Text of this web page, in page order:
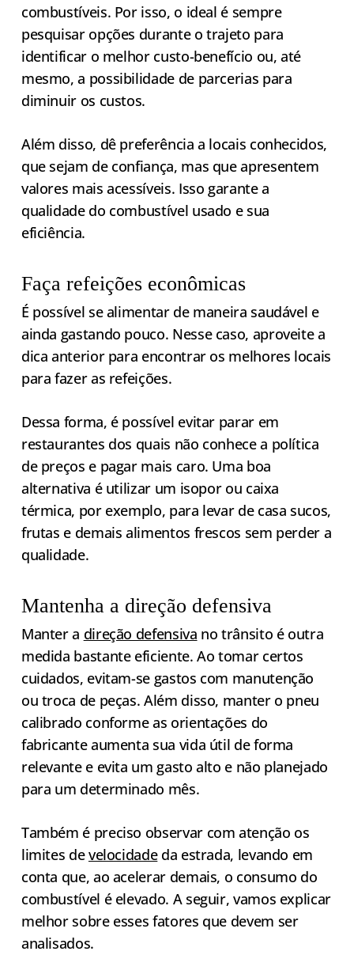
combustíveis. Por isso, o ideal é sempre
pesquisar opções durante o trajeto para
identificar o melhor custo-benefício ou, até
mesmo, a possibilidade de parcerias para
diminuir os custos.
Além disso, dê preferência a locais conhecidos,
que sejam de confiança, mas que apresentem
valores mais acessíveis. Isso garante a
qualidade do combustível usado e sua
eficiência.
Faça refeições econômicas
É possível se alimentar de maneira saudável e
ainda gastando pouco. Nesse caso, aproveite a
dica anterior para encontrar os melhores locais
para fazer as refeições.
Dessa forma, é possível evitar parar em
restaurantes dos quais não conhece a política
de preços e pagar mais caro. Uma boa
alternativa é utilizar um isopor ou caixa
térmica, por exemplo, para levar de casa sucos,
frutas e demais alimentos frescos sem perder a
qualidade.
Mantenha a direção defensiva
Manter a direção defensiva no trânsito é outra
medida bastante eficiente. Ao tomar certos
cuidados, evitam-se gastos com manutenção
ou troca de peças. Além disso, manter o pneu
calibrado conforme as orientações do
fabricante aumenta sua vida útil de forma
relevante e evita um gasto alto e não planejado
para um determinado mês.
Também é preciso observar com atenção os
limites develocidadeda estrada, levando em
conta que, ao acelerar demais, o consumo do
combustível é elevado. A seguir, vamos explicar
melhor sobre esses fatores que devem ser
analisados.